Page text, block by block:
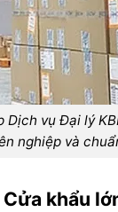
vụ Đại lý
nghiệp và
khẩu